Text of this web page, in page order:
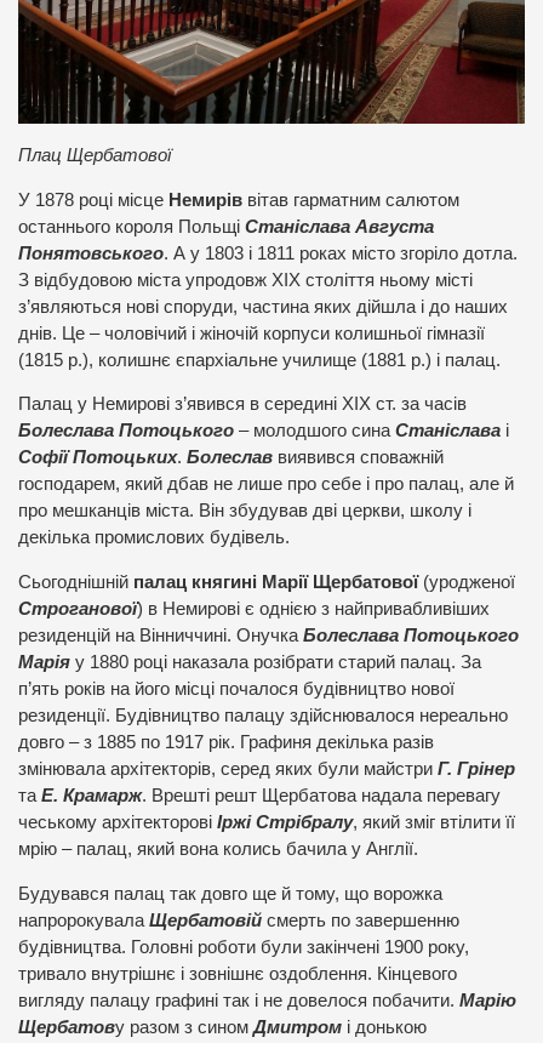
Плац Щербатової
У 1878 році місце Немирів вітав гарматним салютом
останнього короля Польщі Станіслава Августа
Понятовського. А у 1803 і 1811 роках місто згоріло дотла.
З відбудовою міста упродовж ХІХ століття ньому місті
з’являються нові споруди, частина яких дійшла і до наших
днів. Це – чоловічий і жіночій корпуси колишньої гімназії
(1815 р.), колишнє єпархіальне училище (1881 р.) і палац.
Палац у Немирові з’явився в середині ХІХ ст. за часів
Болеслава Потоцького – молодшого синаСтаніслава і
Софії Потоцьких. Болеслав виявився споважній
господарем, який дбав не лише про себе і про палац, але й
про мешканців міста. Він збудував дві церкви, школу і
декілька промислових будівель.
Сьогоднішній палац княгині Марії Щербатової(уродженої
Строганової) в Немирові є однією з найпривабливіших
резиденцій на Вінниччині. Онучка Болеслава Потоцького
Марія у 1880 році наказала розібрати старий палац. За
п’ять років на його місці почалося будівництво нової
резиденції. Будівництво палацу здійснювалося нереально
довго – з 1885 по 1917 рік. Графиня декілька разів
змінювала архітекторів, серед яких були майстри Г. Грінер
та Е. Крамарж. Врешті решт Щербатова надала перевагу
чеському архітекторові Іржі Стрібралу, який зміг втілити її
мрію – палац, який вона колись бачила у Англії.
Будувався палац так довго ще й тому, що ворожка
напророкувала Щербатовій смерть по завершенню
будівництва. Головні роботи були закінчені 1900 року,
тривало внутрішнє і зовнішнє оздоблення. Кінцевого
вигляду палацу графині так і не довелося побачити. Марію
Щербатову разом з синомДмитром і донькою